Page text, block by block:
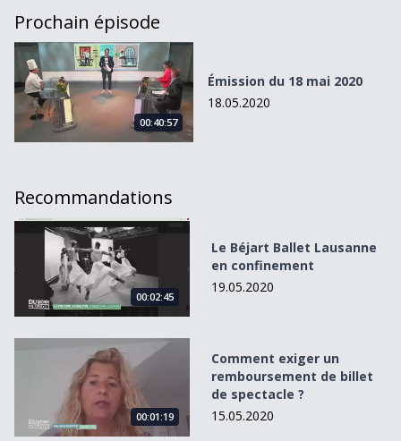
Prochain épisode
Émission du 18 mai 2020
00:40:57
Émission du 18 mai 2020
18.05.2020
Recommandations
Le Béjart Ballet Lausanne en confinement
00:02:45
Le Béjart Ballet Lausanne
en confinement
19.05.2020
Comment exiger un remboursement de billet de
00:01:19
Comment exiger un
remboursement de billet
de spectacle ?
15.05.2020